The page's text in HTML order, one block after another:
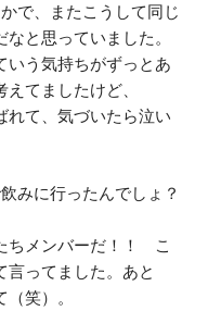
で、またこうして同じ
と思っていました。
いう気持ちがずっとあ
てましたけど、
れて、気づいたら泣い
みに行ったんでしょ？
ちメンバーだ！！ こ
言ってました。あと
笑）。